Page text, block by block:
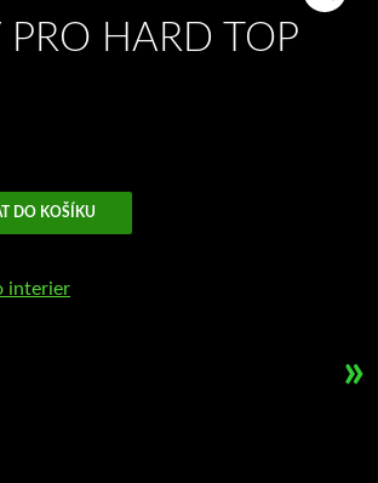
PRO HARD TOP
DO KOŠÍKU
interier
»